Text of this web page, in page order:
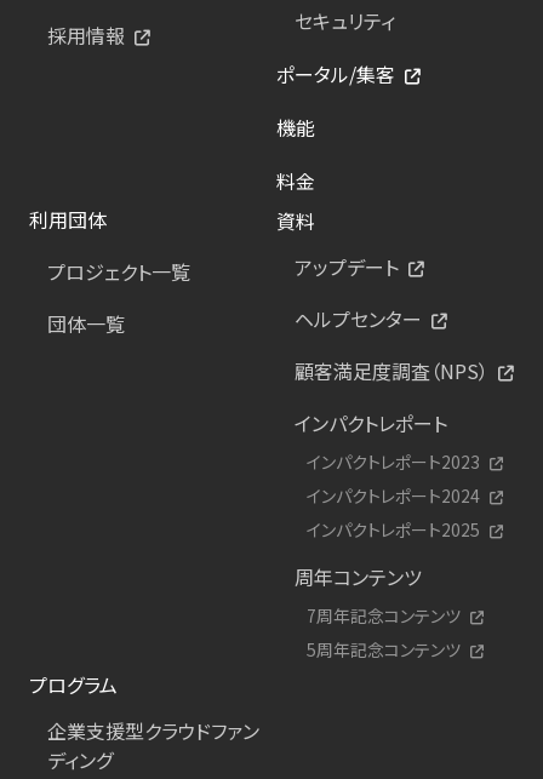
採用情報
セキュリティ
ポータル/集客
機能
料金
利用団体
プロジェクト一覧
団体一覧
資料
アップデート
ヘルプセンター
顧客満足度調査（NPS）
インパクトレポート
インパクトレポート2023
インパクトレポート2024
インパクトレポート2025
周年コンテンツ
7周年記念コンテンツ
5周年記念コンテンツ
プログラム
企業支援型クラウドファン
ディング